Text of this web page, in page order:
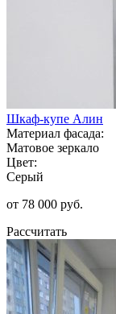
Шкаф-купе Алин
Материал фасада:
Матовое зеркало
Цвет:
Серый
от 78 000 руб.
Рассчитать